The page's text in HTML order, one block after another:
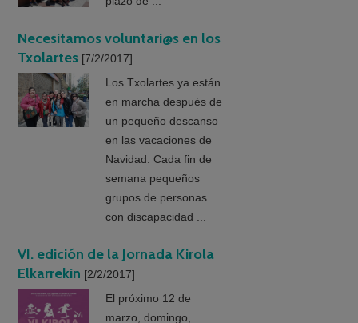
Necesitamos voluntari@s en los
Txolartes [7/2/2017]
Los Txolartes ya están
en marcha después de
un pequeño descanso
en las vacaciones de
Navidad. Cada fin de
semana pequeños
grupos de personas
con discapacidad ...
VI. edición de la Jornada Kirola
Elkarrekin [2/2/2017]
El próximo 12 de
marzo, domingo,